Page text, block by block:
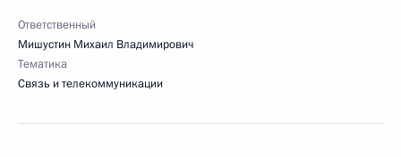
Ответственный
Мишустин Михаил Владимирович
Тематика
Связь и телекоммуникации